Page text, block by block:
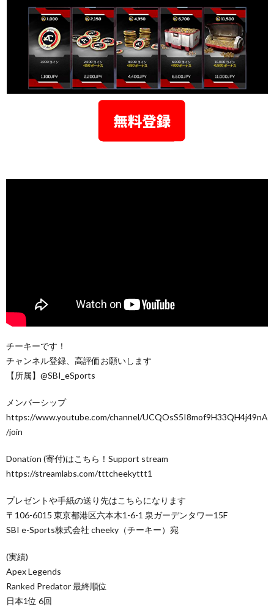
チーキーです！
チャンネル登録、高評価お願いします
【所属】@SBI_eSports
メンバーシップ
https://www.youtube.com/channel/UCQOsS5I8mof9H33QH4j49nA
/join
Donation (寄付)はこちら！Support stream
https://streamlabs.com/tttcheekyttt1
プレゼントや手紙の送り先はこちらになります
〒106-6015 東京都港区六本木1-6-1 泉ガーデンタワー15F
SBI e-Sports株式会社 cheeky（チーキー）宛
(実績)
Apex Legends
Ranked Predator 最終順位
日本1位 6回